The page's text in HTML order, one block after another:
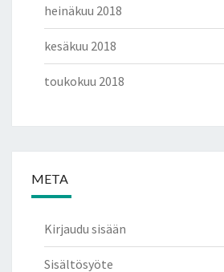
heinäkuu 2018
kesäkuu 2018
toukokuu 2018
META
Kirjaudu sisään
Sisältösyöte